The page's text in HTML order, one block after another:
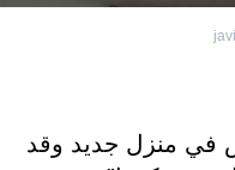
في منزل جديد وقد